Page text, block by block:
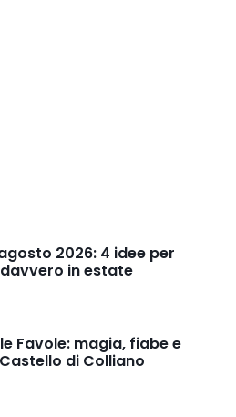
2026: 4 idee per
in estate
Favole: magia, fiabe e
di Colliano